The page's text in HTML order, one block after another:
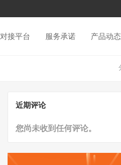
对接平台 服务承诺 产品动态
近期评论
您尚未收到任何评论。